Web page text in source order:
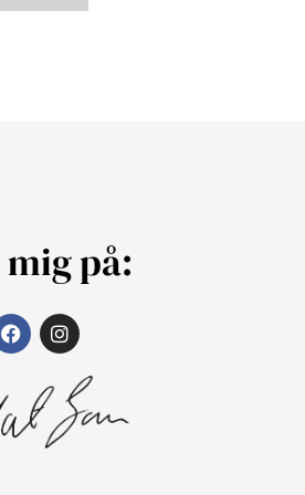
på: